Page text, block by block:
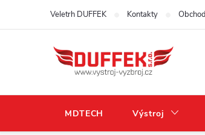
Veletrh DUFFEK Kontakty
MDTECH Výstroj